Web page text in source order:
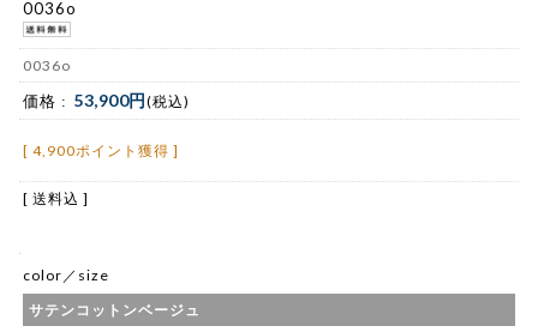
0036o
0036o
価格 : 53,900円(税込)
[ 4,900ポイント獲得 ]
[ 送料込 ]
color／size
サテンコットンベージュ